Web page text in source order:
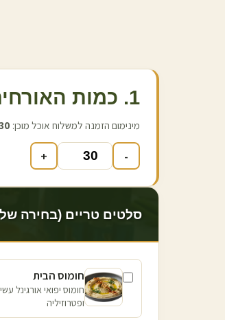
1. כמות האורחים שלכם
מינימום הזמנה למשלוח אוכל מוכן:
-
+
סלטים טריים (בחירה של
חומוס הבית
חומוס יפואי אורגינל
ופטרוזיליה